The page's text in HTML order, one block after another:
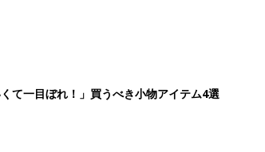
て一目ぼれ！」買うべき小物アイテム4選